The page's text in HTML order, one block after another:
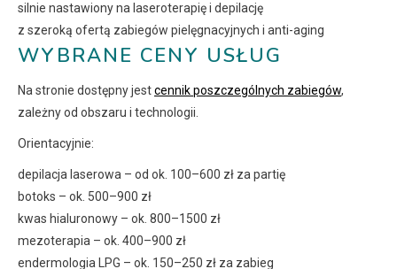
silnie nastawiony na laseroterapię i depilację
z szeroką ofertą zabiegów pielęgnacyjnych i anti-aging
WYBRANE CENY USŁUG
Na stronie dostępny jestcennik poszczególnych zabiegów,
zależny od obszaru i technologii.
Orientacyjnie:
depilacja laserowa – od ok. 100–600 zł za partię
botoks – ok. 500–900 zł
kwas hialuronowy – ok. 800–1500 zł
mezoterapia – ok. 400–900 zł
endermologia LPG – ok. 150–250 zł za zabieg